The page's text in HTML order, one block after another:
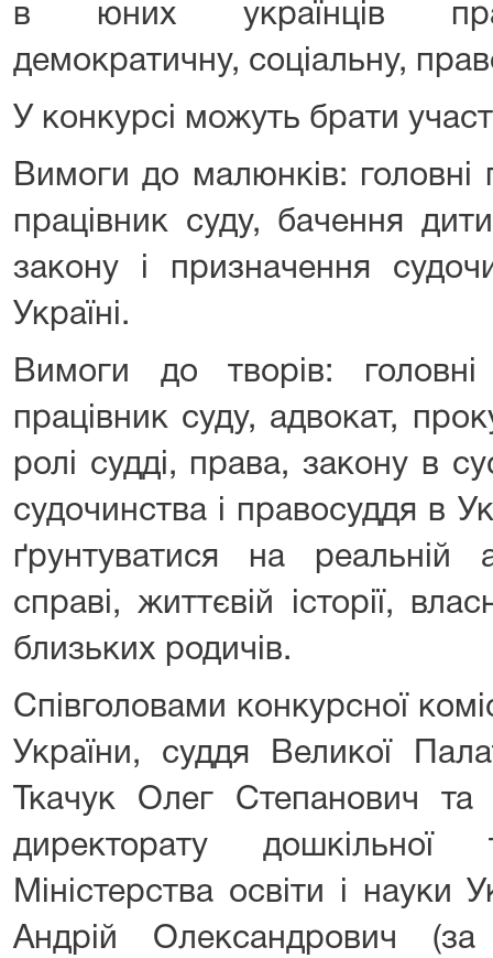
в юних українців
демократичну, соціальну,
У конкурсі можуть брати
Вимоги до малюнків: головні
працівник суду, бачення
закону і призначення
Україні.
Вимоги до творів:
працівник суду, адвокат,
ролі судді, права, закону в
судочинства і правосуддя в
ґрунтуватися на реальній
справі, життєвій історії,
близьких родичів.
Співголовами конкурсної
України, суддя Великої
Ткачук Олег Степанович та
директорату
Міністерства освіти і науки
Андрій Олександрович